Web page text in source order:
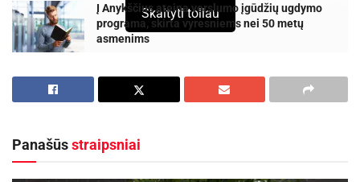
Į Anykščius ateina verslumo įgūdžių ugdymo
programa, skirta vyresniems nei 50 metų
asmenims
Anykščių rajono gyventojams „Smurtinio elgesio
artimoje aplinkoje keitimo programa“
Skaityti toliau
Panašūsstraipsniai